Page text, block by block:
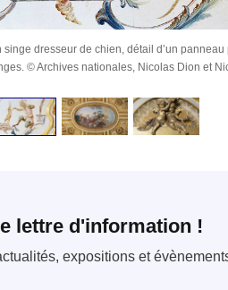
singe dresseur de chien, détail d’un
© Archives nationales, Nicolas Dion et
lettre d'information !
expositions et